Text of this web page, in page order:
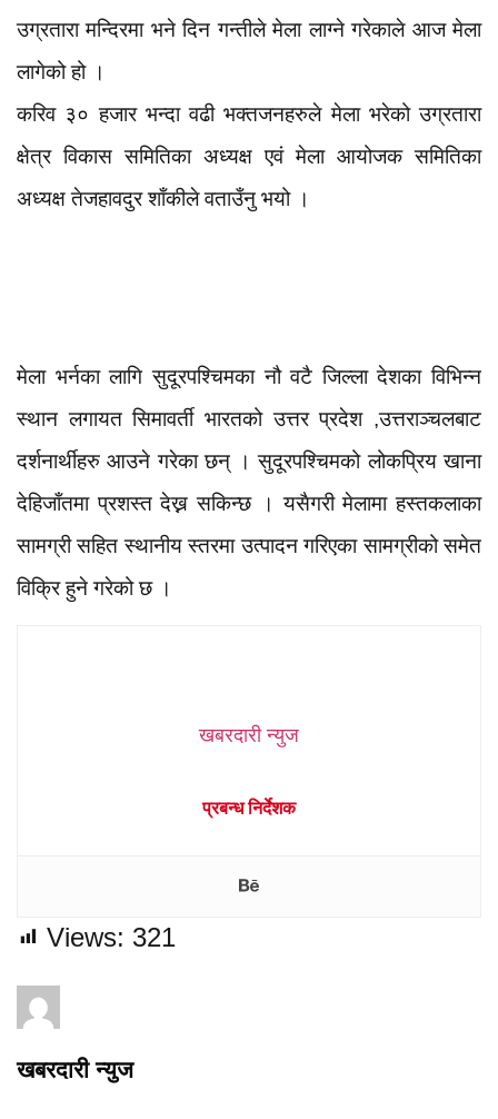
उग्रतारा मन्दिरमा भने दिन गन्तीले मेला लाग्ने गरेकाले आज मेला
लागेको हो ।
करिव ३० हजार भन्दा वढी भक्तजनहरुले मेला भरेको उग्रतारा
क्षेत्र विकास समितिका अध्यक्ष एवं मेला आयोजक समितिका
अध्यक्ष तेजहावदुर शाँकीले वताउँनु भयो ।
मेला भर्नका लागि सुदूरपश्चिमका नौ वटै जिल्ला देशका विभिन्न
स्थान लगायत सिमावर्ती भारतको उत्तर प्रदेश ,उत्तराञ्चलबाट
दर्शनार्थीहरु आउने गरेका छन् ।सुदूरपश्चिमको लोकप्रिय खाना
देहिजाँतमा प्रशस्त देख्न सकिन्छ । यसैगरी मेलामा हस्तकलाका
सामग्री सहित स्थानीय स्तरमा उत्पादन गरिएका सामग्रीको समेत
विक्रि हुने गरेको छ ।
खबरदारी न्युज
प्रबन्ध निर्देशक
Views: 321
खबरदारी न्युज